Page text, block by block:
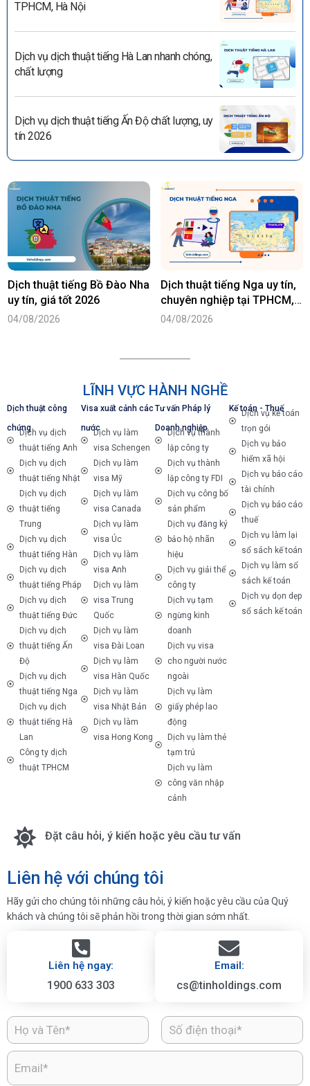
TPHCM, Hà Nội
Dịch vụ dịch thuật tiếng Hà Lan nhanh chóng,
chất lượng
Dịch vụ dịch thuật tiếng Ấn Độ chất lượng, uy
tín 2026
Dịch thuật tiếng Bồ Đào Nha
uy tín, giá tốt 2026
04/08/2026
Dịch thuật tiếng Nga uy tín,
chuyên nghiệp tại TPHCM,
Hà Nội
04/08/2026
LĨNH VỰC HÀNH NGHỀ
Dịch thuật công
chứngDịch vụ dịch
thuật tiếng Anh
Dịch vụ dịch
thuật tiếng Nhật
Dịch vụ dịch
thuật tiếng
Trung
Dịch vụ dịch
thuật tiếng Hàn
Dịch vụ dịch
thuật tiếng Pháp
Dịch vụ dịch
thuật tiếng Đức
Dịch vụ dịch
thuật tiếng Ấn
Độ
Dịch vụ dịch
thuật tiếng Nga
Dịch vụ dịch
thuật tiếng Hà
Lan
Công ty dịch
thuật TPHCM
Visa xuất cảnh các
nướcDịch vụ làm
visa Schengen
Dịch vụ làm
visa Mỹ
Dịch vụ làm
visa Canada
Dịch vụ làm
visa Úc
Dịch vụ làm
visa Anh
Dịch vụ làm
visa Trung
Quốc
Dịch vụ làm
visa Đài Loan
Dịch vụ làm
visa Hàn Quốc
Dịch vụ làm
visa Nhật Bản
Dịch vụ làm
visa Hong Kong
Tư vấn Pháp lý
Doanh nghiệp
Dịch vụ thành
lập công ty
Dịch vụ thành
lập công ty FDI
Dịch vụ công bố
sản phẩm
Dịch vụ đăng ký
bảo hộ nhãn
hiệu
Dịch vụ giải thể
công ty
Dịch vụ tạm
ngừng kinh
doanh
Dịch vụ visa
cho người nước
ngoài
Dịch vụ làm
giấy phép lao
động
Dịch vụ làm thẻ
tạm trú
Dịch vụ làm
công văn nhập
cảnh
Kế toán - Thuế
Dịch vụ kế toán
trọn gói
Dịch vụ bảo
hiểm xã hội
Dịch vụ báo cáo
tài chính
Dịch vụ báo cáo
thuế
Dịch vụ làm lại
sổ sách kế toán
Dịch vụ làm sổ
sách kế toán
Dịch vụ dọn dẹp
sổ sách kế toán
Đặt câu hỏi, ý kiến hoặc yêu cầu tư vấn
Liên hệ với chúng tôi
Hãy gửi cho chúng tôi những câu hỏi, ý kiến hoặc yêu cầu của Quý
khách và chúng tôi sẽ phản hồi trong thời gian sớm nhất.
Liên hệ ngay:
1900 633 303
Email:
cs@tinholdings.com